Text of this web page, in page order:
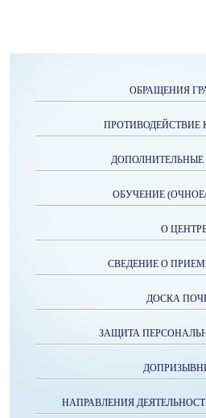
ОБРАЩЕНИЯ
ПРОТИВОДЕЙСТВИЕ
ДОПОЛНИТЕЛЬНЫЕ
ОБУЧЕНИЕ
О
СВЕДЕНИЕ О
ДОСКА
ЗАЩИТА
НАПРАВЛЕНИЯ